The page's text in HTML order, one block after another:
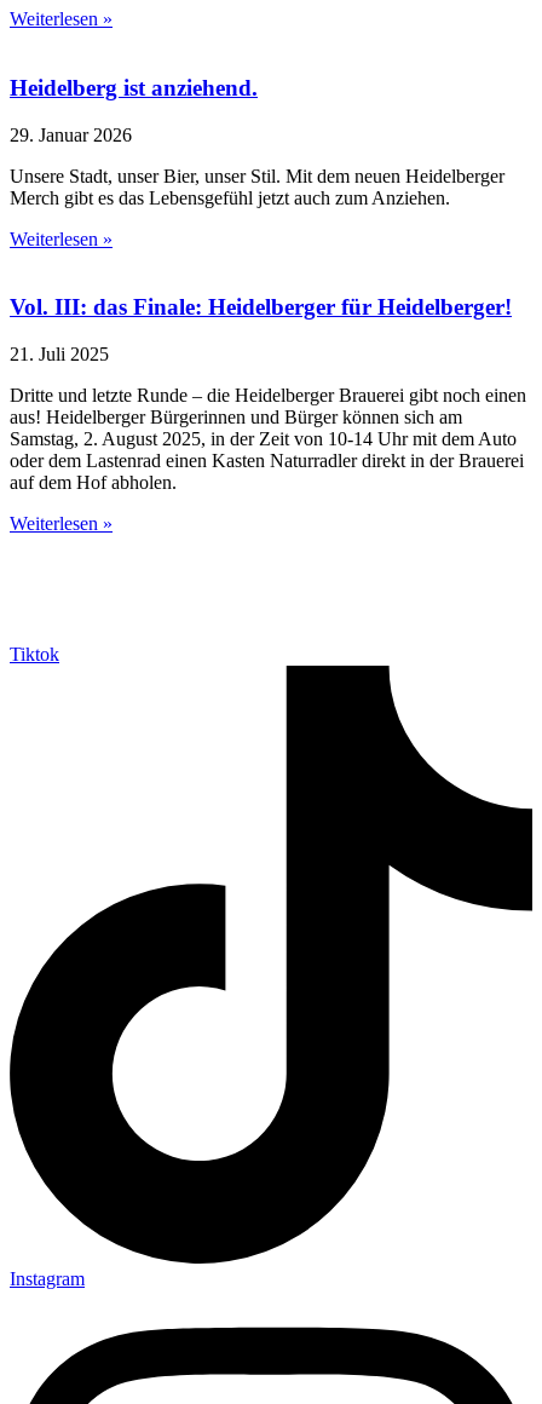
Weiterlesen »
Heidelberg ist anziehend.
29. Januar 2026
Unsere Stadt, unser Bier, unser Stil. Mit dem neuen Heidelberger
Merch gibt es das Lebensgefühl jetzt auch zum Anziehen.
Weiterlesen »
Vol. III: das Finale: Heidelberger für Heidelberger!
21. Juli 2025
Dritte und letzte Runde – die Heidelberger Brauerei gibt noch einen
aus! Heidelberger Bürgerinnen und Bürger können sich am
Samstag, 2. August 2025, in der Zeit von 10-14 Uhr mit dem Auto
oder dem Lastenrad einen Kasten Naturradler direkt in der Brauerei
auf dem Hof abholen.
Weiterlesen »
Tiktok
Instagram